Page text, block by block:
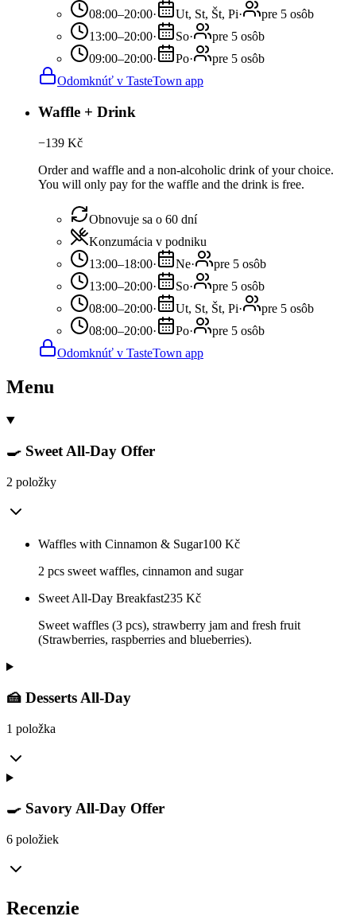
08:00–20:00· Ut, St, Št, Pi·
pre 5 osôb
13:00–20:00· So·
pre 5 osôb
09:00–20:00· Po·
pre 5 osôb
Odomknúť v TasteTown app
Waffle + Drink
−139 Kč
Order and waffle and a non-alcoholic drink of your choice.
You will only pay for the waffle and the drink is free.
Obnovuje sa o 60 dní
Konzumácia v podniku
13:00–18:00· Ne·
pre 5 osôb
13:00–20:00· So·
pre 5 osôb
08:00–20:00· Ut, St, Št, Pi·
pre 5 osôb
08:00–20:00· Po·
pre 5 osôb
Odomknúť v TasteTown app
Menu
🍳 Sweet All-Day Offer
2 položky
Waffles with Cinnamon & Sugar100 Kč
2 pcs sweet waffles, cinnamon and sugar
Sweet All-Day Breakfast235 Kč
Sweet waffles (3 pcs), strawberry jam and fresh fruit
(Strawberries, raspberries and blueberries).
🍰 Desserts All-Day
1 položka
🍳 Savory All-Day Offer
6 položiek
Recenzie